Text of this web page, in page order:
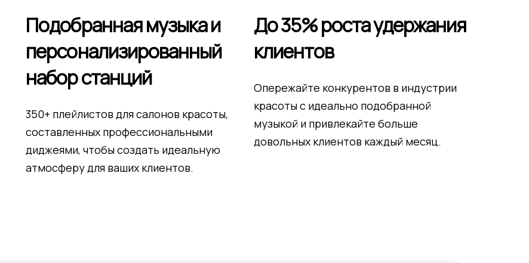
Подобранная музыка и
персонализированный
набор станций
350+ плейлистов для салонов красоты,
составленных профессиональными
диджеями, чтобы создать идеальную
атмосферу для ваших клиентов.
До 35% роста удержания
клиентов
Опережайте конкурентов в индустрии
красоты с идеально подобранной
музыкой и привлекайте больше
довольных клиентов каждый месяц.